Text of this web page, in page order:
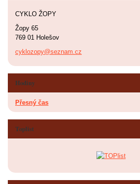
CYKLO ŽOPY
Žopy 65
769 01 Holešov
cyklozopy@seznam.cz
Hodiny
Přesný čas
Toplist